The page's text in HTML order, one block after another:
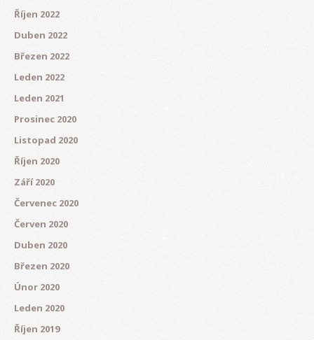
Říjen 2022
Duben 2022
Březen 2022
Leden 2022
Leden 2021
Prosinec 2020
Listopad 2020
Říjen 2020
Září 2020
Červenec 2020
Červen 2020
Duben 2020
Březen 2020
Únor 2020
Leden 2020
Říjen 2019